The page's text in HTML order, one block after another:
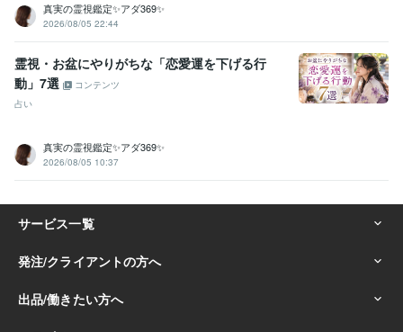
真実の霊視鑑定✨アダ369✨
2026/08/05 22:44
霊視・お盆にやりがちな「恋愛運を下げる行
動」7選
コンテンツ
占い
真実の霊視鑑定✨アダ369✨
2026/08/05 10:37